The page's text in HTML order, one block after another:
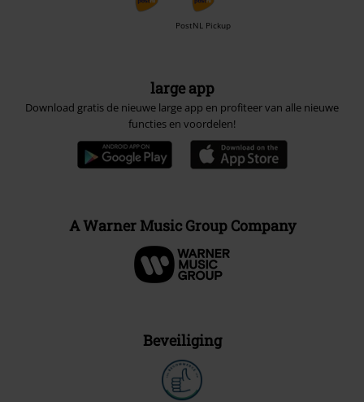
PostNL Pickup
large app
Download gratis de nieuwe large app en profiteer van alle nieuwe
functies en voordelen!
A Warner Music Group Company
Beveiliging